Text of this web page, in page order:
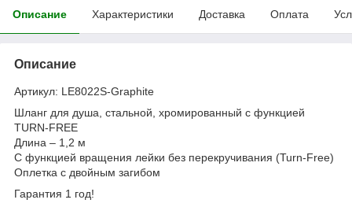
Описание Характеристики Доставка Оплата
Описание
Артикул: LE8022S-Graphite
Шланг для душа, стальной, хромированный с функцией
TURN-FREE
Длина – 1,2 м
С функцией вращения лейки без перекручивания (Turn-Free)
Оплетка с двойным загибом
Гарантия 1 год!